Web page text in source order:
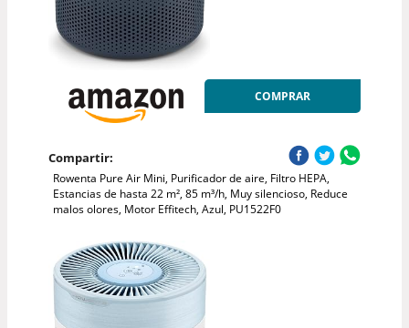
COMPRAR
Compartir:
Rowenta Pure Air Mini, Purificador de aire, Filtro HEPA,
Estancias de hasta 22 m², 85 m³/h, Muy silencioso, Reduce
malos olores, Motor Effitech, Azul, PU1522F0